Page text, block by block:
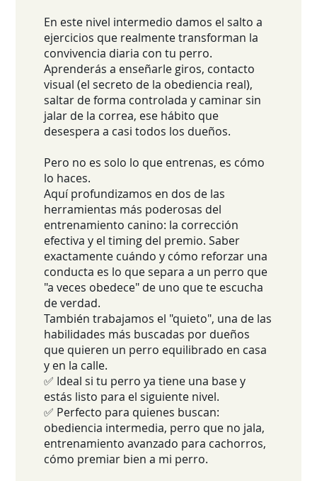
En este nivel intermedio damos el salto a
ejercicios que realmente transforman la
convivencia diaria con tu perro.
Aprenderás a enseñarle giros, contacto
visual (el secreto de la obediencia real),
saltar de forma controlada y caminar sin
jalar de la correa, ese hábito que
desespera a casi todos los dueños.
Pero no es solo lo que entrenas, es cómo
lo haces.
Aquí profundizamos en dos de las
herramientas más poderosas del
entrenamiento canino: la corrección
efectiva y el timing del premio. Saber
exactamente cuándo y cómo reforzar una
conducta es lo que separa a un perro que
"a veces obedece" de uno que te escucha
de verdad.
También trabajamos el "quieto", una de las
habilidades más buscadas por dueños
que quieren un perro equilibrado en casa
y en la calle.
✅ Ideal si tu perro ya tiene una base y
estás listo para el siguiente nivel.
✅ Perfecto para quienes buscan:
obediencia intermedia, perro que no jala,
entrenamiento avanzado para cachorros,
cómo premiar bien a mi perro.